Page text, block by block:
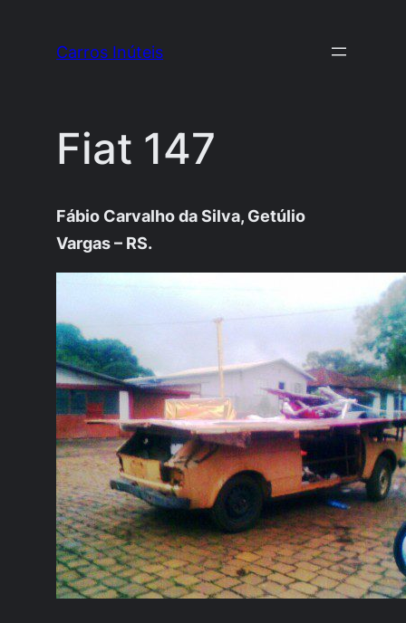
Carros Inúteis
Fiat 147
Fábio Carvalho da Silva, Getúlio
Vargas – RS.